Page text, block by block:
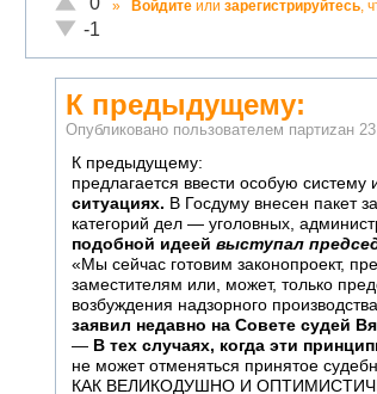
Неадекватно!
-1
» Войдите или зарегистрируйтесь,
К предыдущему:
Опубликовано пользователем партиzан
К предыдущему:
предлагается ввести особую
ситуациях. В Госдуму внесен пакет
категорий дел — уголовных,
подобной идеей выступал
«Мы сейчас готовим законопроект,
заместителям или, может, только
возбуждения надзорного
заявил недавно на Совете судей
— В тех случаях, когда эти
не может отменяться принятое
КАК ВЕЛИКОДУШНО И